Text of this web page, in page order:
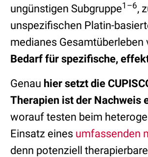
ungünstigen Subgruppe1–6,
unspezifischen Platin-
medianes Gesamtüberleben
Bedarf für spezifische,
Genau hier setzt die
Therapien ist der Nachweis
worauf testen beim
Einsatz eines umfassenden
denn potenziell